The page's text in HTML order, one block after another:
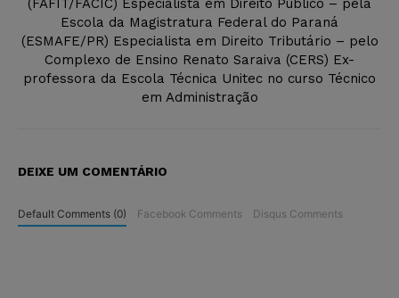
(FAFIT/FACIC) Especialista em Direito Público – pela
Escola da Magistratura Federal do Paraná
(ESMAFE/PR) Especialista em Direito Tributário – pelo
Complexo de Ensino Renato Saraiva (CERS) Ex-
professora da Escola Técnica Unitec no curso Técnico
em Administração
DEIXE UM COMENTÁRIO
Default Comments (0) Facebook Comments Disqus Comments